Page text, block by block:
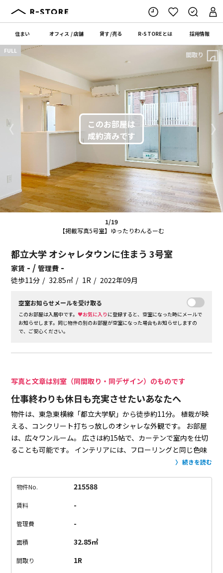
住まい オフィス /店舗 貸す/売る R-STOREとは 採用情報
1/19
【掲載写真5号室】ゆったりわんるーむ
〈 〉
FULL 間取り
都立大学 オシャレタウンに住まう 3号室
家賃 - /管理費 -
徒歩11分 32.85㎡ 1R 2022年09月
空室お知らせメールを受け取る
このお部屋は入居中です。♥お気に入り に登録すると、空室になった時にメールで
お知らせします。同じ物件の別のお部屋が空室になった場合もお知らせしますの
で、ご安心ください。
写真と文章は別室（同間取り・同デザイン）のものです
仕事終わりも休日も充実させたいあなたへ
物件は、東急東横線「都立大学駅」から徒歩約11分。
植栽が映
える、コンクリート打ちっ放しのオシャレな外観です。
お部屋
は、広々ワンルーム。 広さは約15帖で、カーテンで室内を仕切
ることも可能です。
インテリアには、フローリングと同じ色味
の、温かみある木材で揃えるのはいかがでしょうか。 観葉植物
で、カウンター付き。カウンターで頂くご飯、お店で食事をし
ーのクロスで統一されたシックな空間。
ワンフロア2世帯の、全部屋角部屋タイプ。
で有名ですよね。
仕事終わりのディナーや、休日のお出かけが
もっと充実しそう！ 東横線沿いでのお引越しをご検討中の方、
続きを読む
物件No. 215588
賃料 -
管理費 -
面積 32.85㎡
間取り 1R